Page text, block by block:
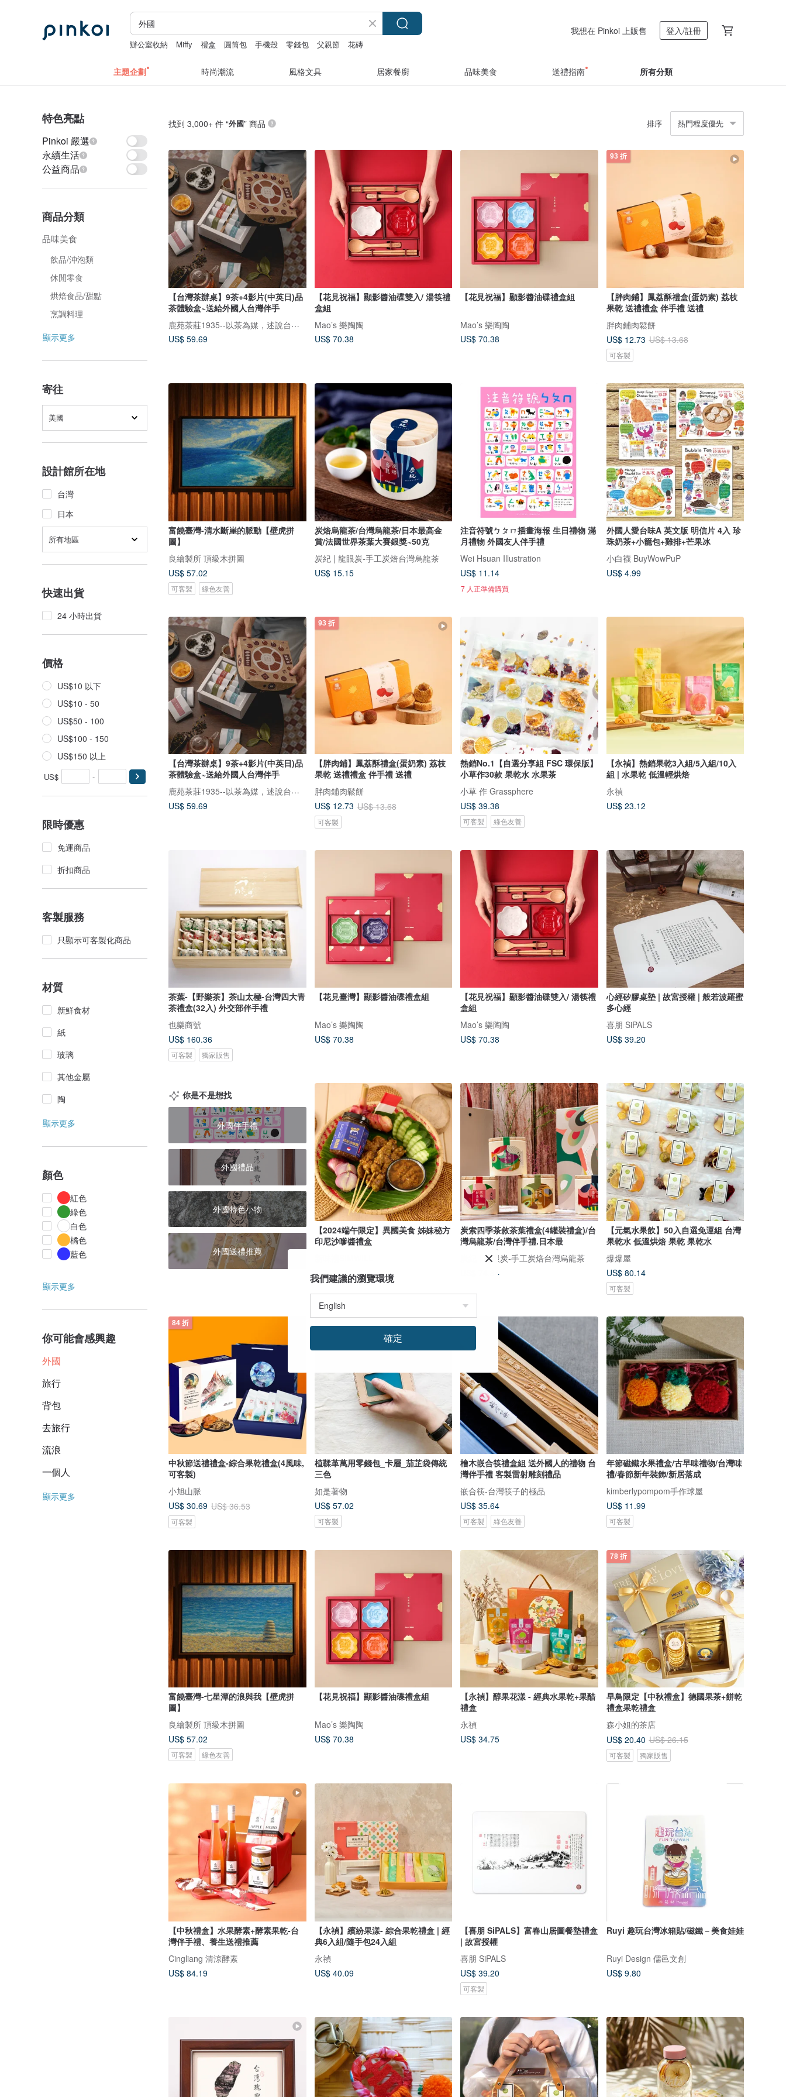
辦公室收納 Miffy 禮盒 圓筒包 手機殼 零錢包 父親節 花磚
我想在 Pinkoi 上販售 登入/註冊
主題企劃 時尚潮流 風格文具 居家餐廚 品味美食 送禮指南 所有分類
特色亮點
Pinkoi 嚴選
永續生活
公益商品
商品分類
品味美食
飲品/沖泡類
休閒零食
烘焙食品/甜點
烹調料理
顯示更多
寄往
美國
設計館所在地
台灣
日本
所有地區
快速出貨
24 小時出貨
價格
US$10 以下
US$10 - 50
US$50 - 100
US$100 - 150
US$150 以上
US$ -
限時優惠
免運商品
折扣商品
客製服務
只顯示可客製化商品
材質
新鮮食材
紙
玻璃
其他金屬
陶
顯示更多
顏色
紅色
綠色
白色
橘色
藍色
顯示更多
你可能會感興趣
外國
旅行
背包
去旅行
流浪
一個人
顯示更多
找到 3,000+ 件 “外國” 商品 排序 熱門程度優先
【台灣茶辦桌】9茶+4影片(中英日)品
茶體驗盒~送給外國人台灣伴手
鹿苑茶莊1935--以茶為媒，述說台灣島嶼的故事與溫暖
US$ 59.69
【花見祝福】顯影醬油碟雙入/ 湯筷禮
盒組
Mao’s 樂陶陶
US$ 70.38
【花見祝福】顯影醬油碟禮盒組
Mao’s 樂陶陶
US$ 70.38
93 折
【胖肉鋪】鳳荔酥禮盒(蛋奶素) 荔枝
果乾 送禮禮盒 伴手禮 送禮
胖肉鋪肉鬆餅
US$ 12.73 US$ 13.68
可客製
富饒臺灣-清水斷崖的脈動【壁虎拼
圖】
良繪製所 頂級木拼圖
US$ 57.02
可客製 綠色友善
炭焙烏龍茶/台灣烏龍茶/日本最高金
賞/法國世界茶葉大賽銀獎~50克
炭紀 | 龍眼炭-手工炭焙台灣烏龍茶
US$ 15.15
注音符號ㄅㄆㄇ插畫海報 生日禮物 滿
月禮物 外國友人伴手禮
Wei Hsuan Illustration
US$ 11.14
7 人正準備購買
外國人愛台味A 英文版 明信片 4入 珍
珠奶茶+小籠包+雞排+芒果冰
小白襪 BuyWowPuP
US$ 4.99
【台灣茶辦桌】9茶+4影片(中英日)品
茶體驗盒~送給外國人台灣伴手
鹿苑茶莊1935--以茶為媒，述說台灣島嶼的故事與溫暖
US$ 59.69
93 折
【胖肉鋪】鳳荔酥禮盒(蛋奶素) 荔枝
果乾 送禮禮盒 伴手禮 送禮
胖肉鋪肉鬆餅
US$ 12.73 US$ 13.68
可客製
熱銷No.1【自選分享組 FSC 環保版】
小草作30款 果乾水 水果茶
小草 作 Grassphere
US$ 39.38
可客製 綠色友善
【永禎】熱銷果乾3入組/5入組/10入
組 | 水果乾 低溫輕烘焙
永禎
US$ 23.12
茶葉-【野樂茶】茶山太極-台灣四大青
茶禮盒(32入) 外交部伴手禮
也樂商號
US$ 160.36
可客製 獨家販售
【花見臺灣】顯影醬油碟禮盒組
Mao’s 樂陶陶
US$ 70.38
【花見祝福】顯影醬油碟雙入/ 湯筷禮
盒組
Mao’s 樂陶陶
US$ 70.38
心經矽膠桌墊 | 故宮授權 | 般若波羅蜜
多心經
喜朋 SiPALS
US$ 39.20
你是不是想找
外國伴手禮
外國禮品
外國特色小物
外國送禮推薦
【2024端午限定】異國美食 姊妹秘方
印尼沙嗲醬禮盒
US$ 17.16
炭索四季茶敘茶葉禮盒(4罐裝禮盒)/台
灣烏龍茶/台灣伴手禮.日本最
炭紀 | 龍眼炭-手工炭焙台灣烏龍茶
US$ 74.84
【元氣水果飲】50入自選免運組 台灣
果乾水 低溫烘焙 果乾 果乾水
爆爆屋
US$ 80.14
可客製
84 折
中秋節送禮禮盒-綜合果乾禮盒(4風味,
可客製)
小旭山脈
US$ 30.69 US$ 36.53
可客製
植鞣革萬用零錢包_卡層_茄芷袋傳統
三色
如是著物
US$ 57.02
可客製
檜木嵌合筷禮盒組 送外國人的禮物 台
灣伴手禮 客製雷射雕刻禮品
嵌合筷-台灣筷子的極品
US$ 35.64
可客製 綠色友善
年節磁鐵水果禮盒/古早味禮物/台灣味
禮/春節新年裝飾/新居落成
kimberlypompom手作球屋
US$ 11.99
可客製
富饒臺灣-七星潭的浪與我【壁虎拼
圖】
良繪製所 頂級木拼圖
US$ 57.02
可客製 綠色友善
【花見祝福】顯影醬油碟禮盒組
Mao’s 樂陶陶
US$ 70.38
【永禎】醇果花漾 - 經典水果乾+果醋
禮盒
永禎
US$ 34.75
78 折
早鳥限定【中秋禮盒】德國果茶+餅乾
禮盒果乾禮盒
森小姐的茶店
US$ 20.40 US$ 26.15
可客製 獨家販售
【中秋禮盒】水果酵素+酵素果乾-台
灣伴手禮、養生送禮推薦
Cingliang 清涼酵素
US$ 84.19
【永禎】繽紛果漾- 綜合果乾禮盒 | 經
典6入組/隨手包24入組
永禎
US$ 40.09
【喜朋 SiPALS】富春山居圖餐墊禮盒
| 故宮授權
喜朋 SiPALS
US$ 39.20
可客製
Ruyi 趣玩台灣冰箱貼/磁鐵－美食娃娃
Ruyi Design 儒邑文創
US$ 9.80
我們建議的瀏覽環境
確定